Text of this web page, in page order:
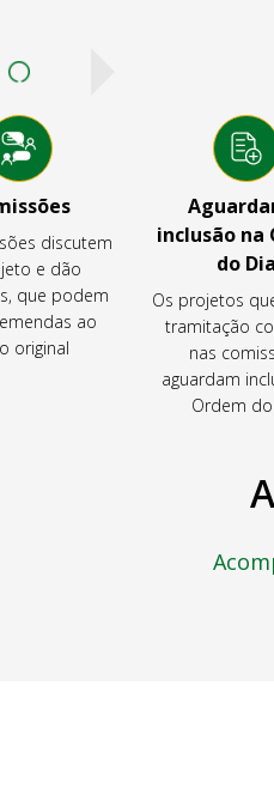
discutem
e dão
que podem
ao
original
inclusão na
do Dia
Os projetos
tramitação
nas
aguardam
Ordem